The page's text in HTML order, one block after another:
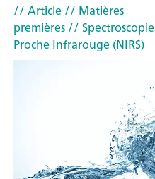
// Article// Matières
premières// Spectroscopie
Proche Infrarouge (NIRS)